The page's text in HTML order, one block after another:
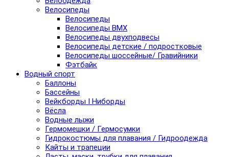
Велосипеды
Велосипеды
Велосипеды BMX
Велосипеды двухподвесы
Велосипеды детские / подростковые
Велосипеды шоссейные/ Гравийники
Фэтбайк
Водный спорт
Баллоны
Бассейны
Вейкборды I Ниборды
Вёсла
Водные лыжи
Гермомешки / Гермосумки
Гидрокостюмы для плавания / Гидроодежда
Кайты и трапеции